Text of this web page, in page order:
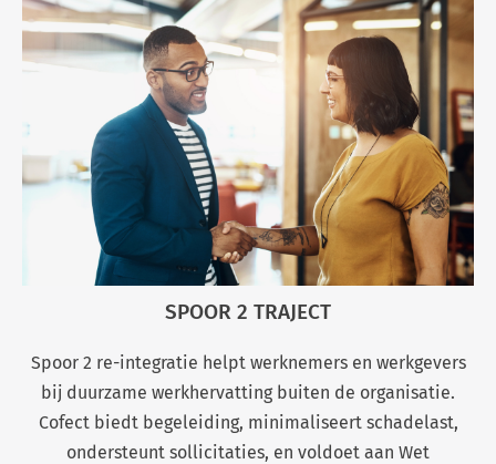
SPOOR 2 TRAJECT
Spoor 2 re-integratie helpt werknemers en werkgevers
bij duurzame werkhervatting buiten de organisatie.
Cofect biedt begeleiding, minimaliseert schadelast,
ondersteunt sollicitaties, en voldoet aan Wet